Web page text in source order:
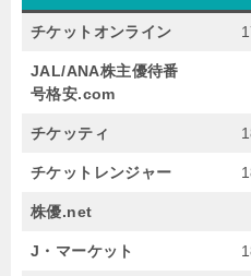
チケットオンライン
JAL/ANA株主優待番
号格安.com
チケッティ
チケットレンジャー
株優.net
J・マーケット